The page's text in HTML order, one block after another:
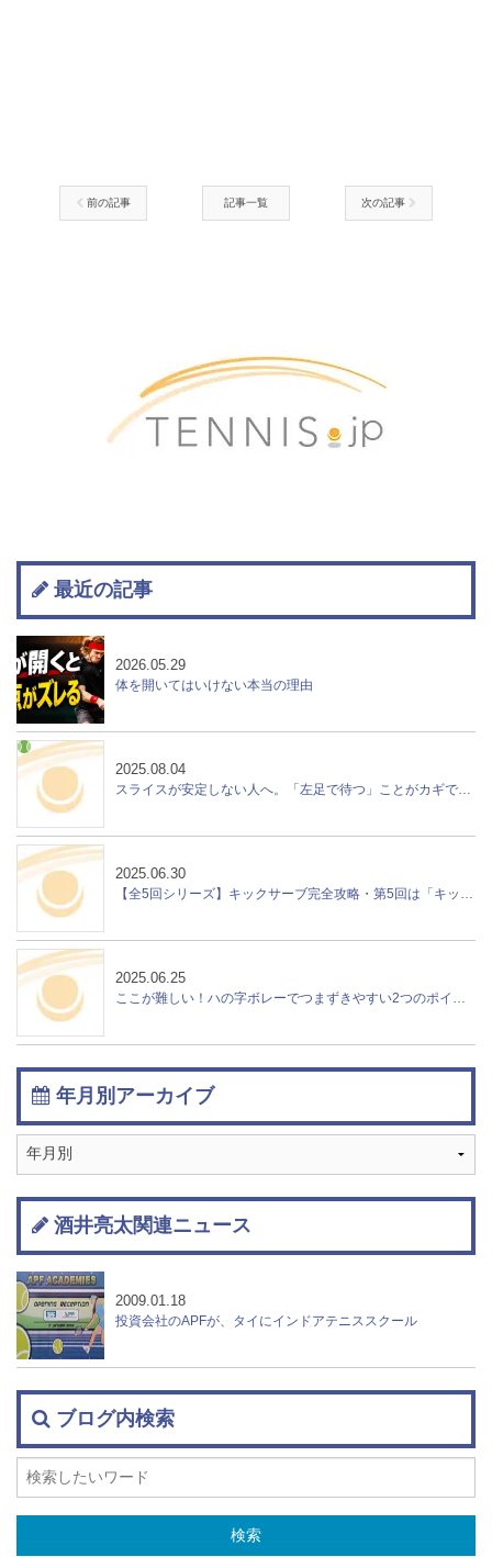
前の記事 記事一覧 次の記事
最近の記事
体を開いてはいけない本当の理由
2026.05.29
スライスが安定しない人へ。「左足で待つ」ことがカギでした！
2025.08.04
【全5回シリーズ】キックサーブ完全攻略・第5回は「キックサーブの使い方」特集！
2025.06.30
ここが難しい！ハの字ボレーでつまずきやすい2つのポイント
2025.06.25
年月別アーカイブ
酒井亮太関連ニュース
投資会社のAPFが、タイにインドアテニススクール
2009.01.18
ブログ内検索